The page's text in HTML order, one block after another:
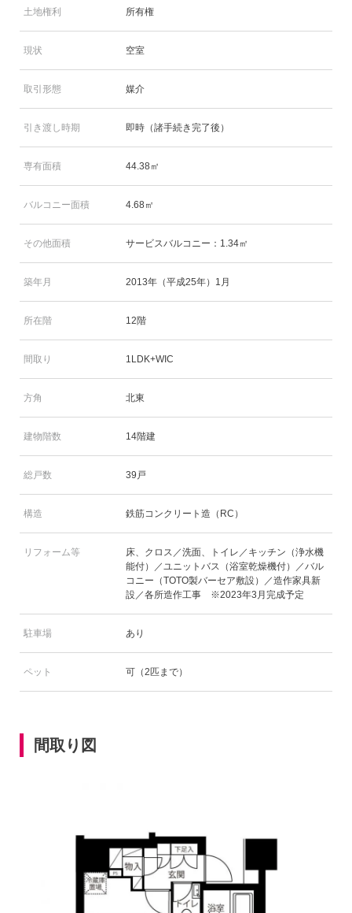
土地権利 所有権
現状 空室
取引形態 媒介
引き渡し時期 即時（諸手続き完了後）
専有面積 44.38㎡
バルコニー面積 4.68㎡
その他面積 サービスバルコニー：1.34㎡
築年月 2013年（平成25年）1月
所在階 12階
間取り 1LDK+WIC
方角 北東
建物階数 14階建
総戸数 39戸
構造 鉄筋コンクリート造（RC）
リフォーム等
床、クロス／洗面、トイレ／キッチン（浄水機
能付）／ユニットバス（浴室乾燥機付）／バル
コニー（TOTO製バーセア敷設）／造作家具新
設／各所造作工事 ※2023年3月完成予定
駐車場 あり
ペット 可（2匹まで）
間取り図